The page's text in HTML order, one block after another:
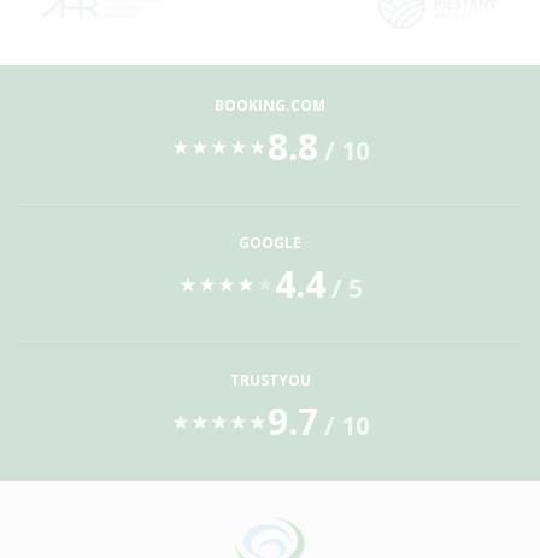
BOOKING.COM
★ ★ ★ ★ ★ 8.8 / 10
GOOGLE
★ ★ ★ ★ 4.4/ 5
TRUSTYOU
★ ★ ★ ★ ★ 9.7 / 10